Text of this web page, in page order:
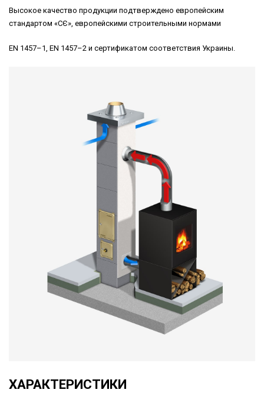
Высокое качество продукции подтверждено европейским
стандартом «CЄ», европейскими строительными нормами
EN 1457–1, EN 1457–2 и сертификатом соответствия Украины.
ХАРАКТЕРИСТИКИ